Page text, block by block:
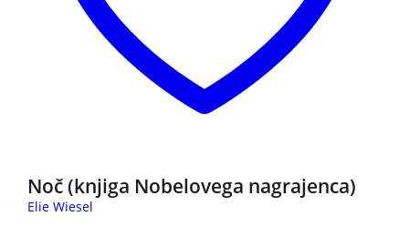
Noč (knjiga Nobelovega nagrajenca)
Elie Wiesel